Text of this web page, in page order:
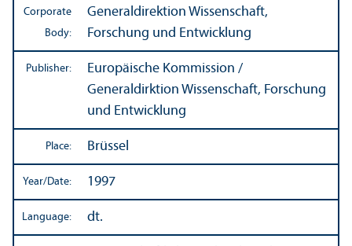
Corporate
Body:
Generaldirektion Wissenschaft,
Forschung und Entwicklung
Publisher:
Europäische Kommission /
Generaldirktion Wissenschaft, Forschung
und Entwicklung
Place: Brüssel
Year/Date: 1997
Language: dt.